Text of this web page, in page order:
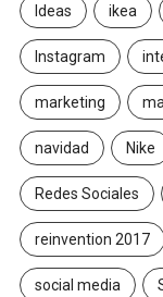
Ideas ikea
Instagram
marketing
navidad Nike
Redes Sociales
reinvention 2017
social media